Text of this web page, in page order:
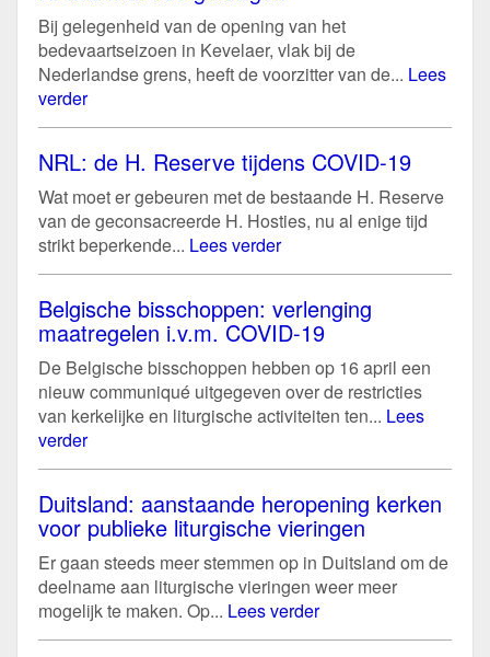
Bij gelegenheid van de opening van het
bedevaartseizoen in Kevelaer, vlak bij de
Nederlandse grens, heeft de voorzitter van de... Lees
verder
NRL: de H. Reserve tijdens COVID-19
Wat moet er gebeuren met de bestaande H. Reserve
van de geconsacreerde H. Hosties, nu al enige tijd
strikt beperkende... Lees verder
Belgische bisschoppen: verlenging
maatregelen i.v.m. COVID-19
De Belgische bisschoppen hebben op 16 april een
nieuw communiqué uitgegeven over de restricties
van kerkelijke en liturgische activiteiten ten... Lees
verder
Duitsland: aanstaande heropening kerken
voor publieke liturgische vieringen
Er gaan steeds meer stemmen op in Duitsland om de
deelname aan liturgische vieringen weer meer
mogelijk te maken. Op... Lees verder